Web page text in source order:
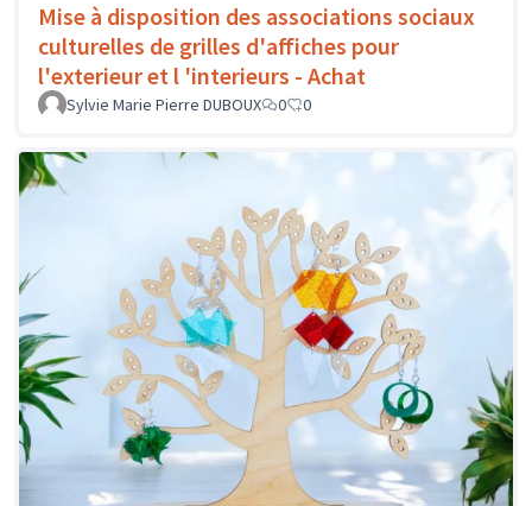
Mise à disposition des associations sociaux
culturelles de grilles d'affiches pour
l'exterieur et l 'interieurs - Achat
Sylvie Marie Pierre DUBOUX 0 0